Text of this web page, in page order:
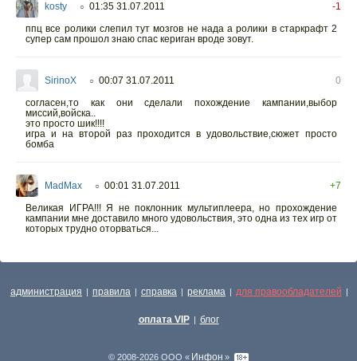
kosty ○ 01:35 31.07.2011
-1
ппц все ролики слепил тут мозгов не нада а ролики в старкрафт 2
супер сам прошол знаю спас кериган вроде зовут.
SirinoX ○ 00:07 31.07.2011
0
согласен,то как они сделали похождение кампании,выбор
миссий,войска..
это просто шик!!!!
игра и на второй раз проходится в удовольствие,сюжет просто
бомба
MadMax ○ 00:01 31.07.2011
+7
Великая ИГРА!!! Я не поклонник мультиплеера, но прохождение
кампании мне доставило много удовольствия, это одна из тех игр от
которых трудно оторваться...
администрация | правила | справка | реклама | для правообладателей |
оплата VIP | блог
© 2008-2026 ООО « Инфон »